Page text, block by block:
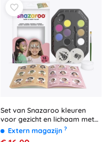
Set van Snazaroo kleuren
voor gezicht en lichaam met
sjablonen Eenhoorns en
Extern magazijn ?